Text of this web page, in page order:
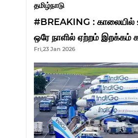
தமிழ்நாடு
#BREAKING : காலையில்
ஒரே நாளில் ஏற்றம்
Fri,23 Jan 2026